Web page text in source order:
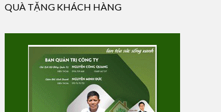
QUÀ TẶNG KHÁCH HÀNG